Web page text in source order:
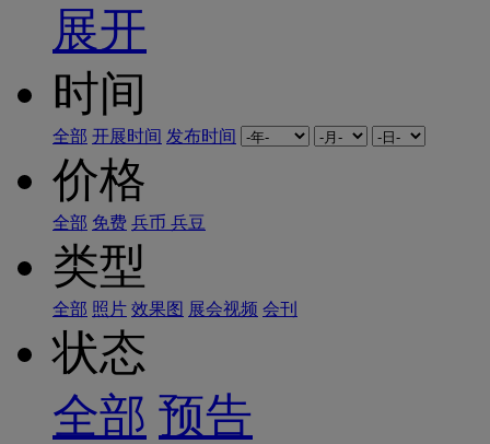
展开
时间
全部 开展时间 发布时间
价格
全部 免费 兵币 兵豆
类型
全部 照片 效果图 展会视频 会刊
状态
全部 预告